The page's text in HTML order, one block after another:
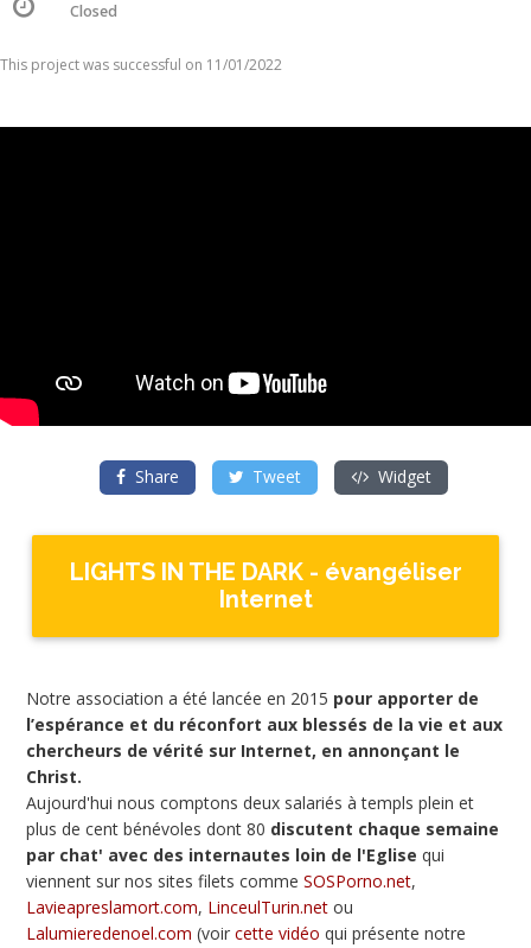
Closed
This project was successful on 11/01/2022
Share Tweet Widget
LIGHTS IN THE DARK - évangéliser
Internet
Notre association a été lancée en 2015 pour apporter de
l’espérance et du réconfort aux blessés de la vie et aux
chercheurs de vérité sur Internet, en annonçant le
Christ.
Aujourd'hui nous comptons deux salariés à templs plein et
plus de cent bénévoles dont 80 discutent chaque semaine
par chat' avec des internautes loin de l'Eglise qui
viennent sur nos sites filets comme SOSPorno.net,
Lavieapreslamort.com, LinceulTurin.net ou
Lalumieredenoel.com (voir cette vidéo qui présente notre